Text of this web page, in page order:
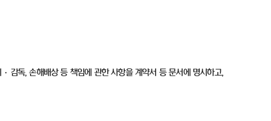
· 감독,손해배상 등 책임에 관한 사항을 계약서 등 문서에 명시하고,